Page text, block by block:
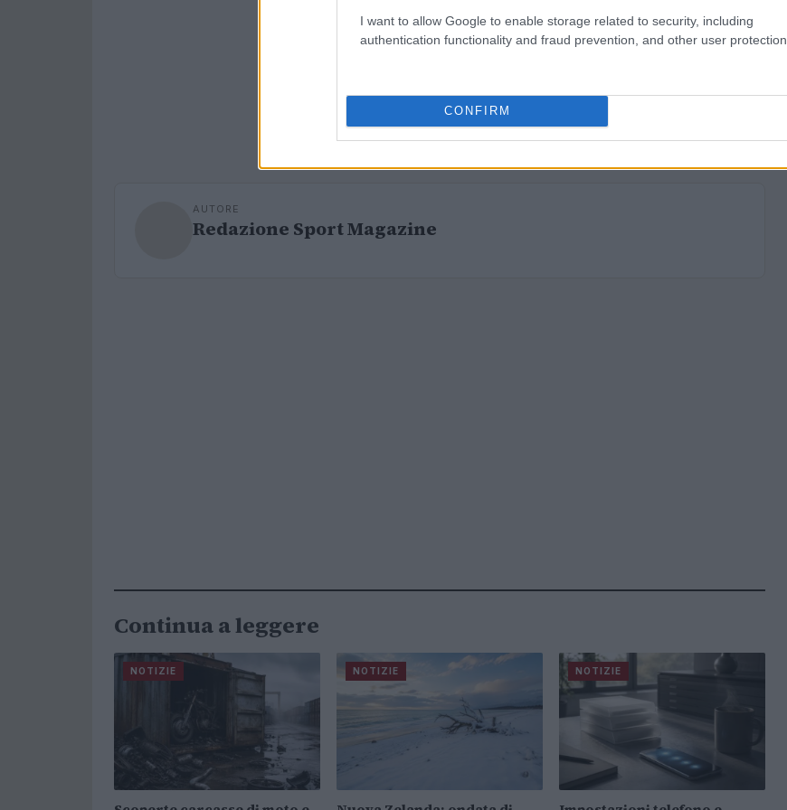
I want to allow Google to enable storage related to security, including
authentication functionality and fraud prevention, and other user protection.
CONFIRM
AUTORE
Redazione Sport Magazine
Continua a leggere
NOTIZIE NOTIZIE NOTIZIE